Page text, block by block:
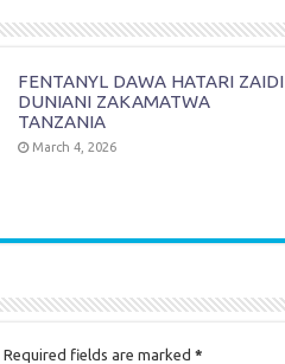
FENTANYL DAWA HATARI ZAIDI
DUNIANI ZAKAMATWA
TANZANIA
March 4, 2026
Required fields are marked *